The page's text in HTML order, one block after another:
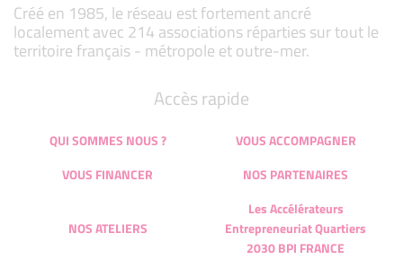
Créé en 1985, le réseau est fortement ancré
localement avec 214 associations réparties sur tout le
territoire français - métropole et outre-mer.
Accès rapide
QUI SOMMES NOUS ?
VOUS ACCOMPAGNER
VOUS FINANCER
NOS PARTENAIRES
NOS ATELIERS
Les Accélérateurs
Entrepreneuriat Quartiers
2030 BPI FRANCE